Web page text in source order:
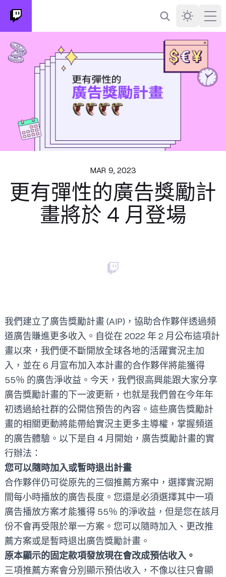
搜尋
Darkmode
MAR 9, 2023
更有彈性的廣告獎勵計
畫將於 4 月登場
我們建立了廣告獎勵計畫 (AIP)，協助合作夥伴透過頻
道廣告賺進更多收入。自從在 2022 年 2 月公布這項計
畫以來，我們便不斷開放全球各地的活躍實況主加
入，並在 6 月宣布加入本計畫的合作夥伴將能獲得
55％ 的廣告淨收益。今天，我們很高興能跟大家分享
廣告獎勵計畫的下一波更新，也就是我們曾在今年年
初透過給社群的公開信預告的內容。這些廣告獎勵計
畫的相關更動將能帶給實況主更多主導權，掌握頻道
的廣告體驗。以下是自 4 月開始，廣告獎勵計畫的實
行辦法：
您可以隨時加入或暫時退出計畫
合作夥伴仍可從原先的三個推薦方案中，選擇實況期
間每小時播放的廣告長度。您還是必須選擇其中一項
廣告播放方案才能獲得 55％ 的淨收益，但是您在該月
份不會再受限於單一方案。您可以隨時加入、更改推
薦方案或是暫時退出廣告獎勵計畫。
原本顯示的固定款項發放現在會改成預估收入。
三項推薦方案會分別顯示預估收入，不像以往只會顯